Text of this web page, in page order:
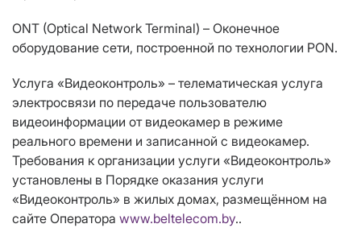
ONT (Optical Network Terminal) – Оконечное
оборудование сети, построенной по технологии PON.
Услуга «Видеоконтроль» – телематическая услуга
электросвязи по передаче пользователю
видеоинформации от видеокамер в режиме
реального времени и записанной с видеокамер.
Требования к организации услуги «Видеоконтроль»
установлены в Порядке оказания услуги
«Видеоконтроль» в жилых домах, размещённом на
сайте Оператора www.beltelecom.by..